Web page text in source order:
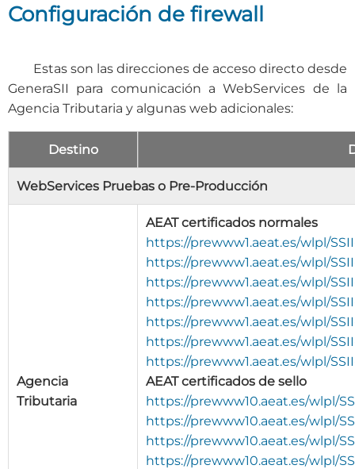
Configuración de firewall
Estas son las direcciones de acceso directo desde
GeneraSII para comunicación a WebServices de la
Agencia Tributaria y algunas web adicionales:
Destino
WebServices Pruebas o Pre-Producción
Agencia
Tributaria
AEAT certificados normales
https://prewww1.aeat.es/wlpl/
https://prewww1.aeat.es/wlpl/
https://prewww1.aeat.es/wlpl/
https://prewww1.aeat.es/wlpl/
https://prewww1.aeat.es/wlpl/
https://prewww1.aeat.es/wlpl/
https://prewww1.aeat.es/wlpl/
AEAT certificados de sello
https://prewww10.aeat.es/wlpl/
https://prewww10.aeat.es/wlpl/
https://prewww10.aeat.es/wlpl/
https://prewww10.aeat.es/wlpl/